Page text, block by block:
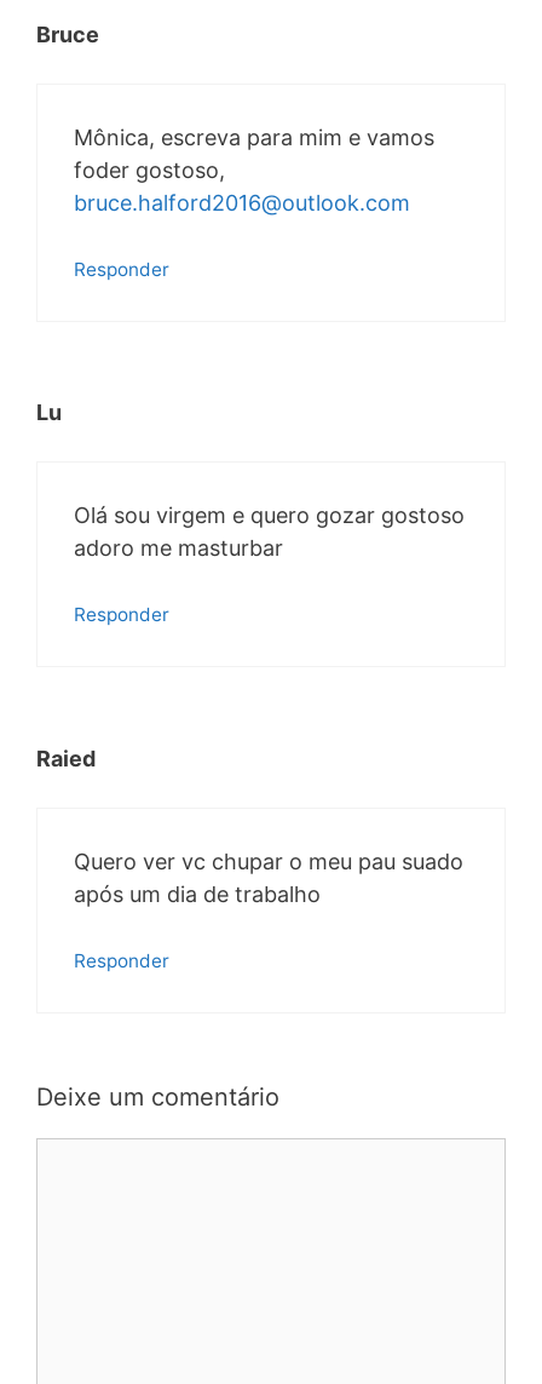
Bruce
Mônica, escreva para mim e vamos
foder gostoso,
bruce.halford2016@outlook.com
Responder
Lu
Olá sou virgem e quero gozar gostoso
adoro me masturbar
Responder
Raied
Quero ver vc chupar o meu pau suado
após um dia de trabalho
Responder
Deixe um comentário